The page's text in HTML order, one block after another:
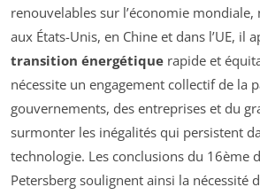
renouvelables sur l’économie
aux États-Unis, en Chine et dans l’UE, il
transition énergétique rapide et
nécessite un engagement collectif de la
gouvernements, des entreprises et du
surmonter les inégalités qui persistent
technologie. Les conclusions du 16ème
Petersberg soulignent ainsi la nécessité